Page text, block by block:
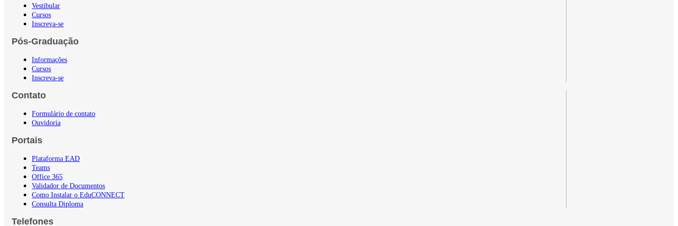
Vestibular
Cursos
Inscreva-se
Pós-Graduação
Informações
Cursos
Inscreva-se
Contato
Formulário de contato
Ouvidoria
Portais
Plataforma EAD
Teams
Office 365
Validador de Documentos
Como Instalar o EduCONNECT
Consulta Diploma
Telefones